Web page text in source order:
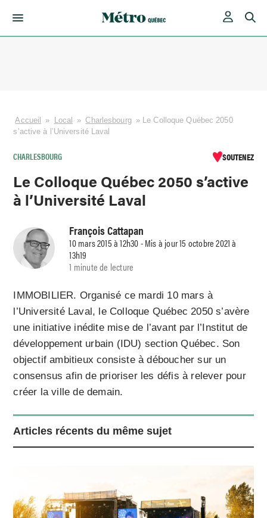
Accueil » Local » Charlesbourg » Le Colloque Québec 2050
s’active à l’Université Laval
CHARLESBOURG SOUTENEZ
Le Colloque Québec 2050 s’active
à l’Université Laval
François Cattapan
10 mars 2015 à 12h30 - Mis à jour 15 octobre 2021 à
13h19
1 minute de lecture
IMMOBILIER. Organisé ce mardi 10 mars à
l’Université Laval, le Colloque Québec 2050 s’avère
une initiative inédite mise de l’avant par l’Institut de
développement urbain (IDU) section Québec. Son
objectif ambitieux consiste à déboucher sur un
consensus afin de prioriser les défis à relever pour
créer la ville de demain.
Articles récents du même sujet